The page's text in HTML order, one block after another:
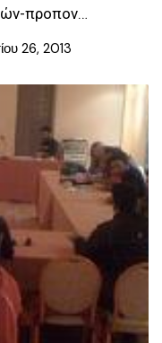
προπον…
26, 2013